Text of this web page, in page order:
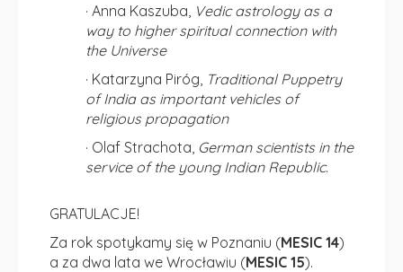
· Anna Kaszuba, Vedic astrology as a
way to higher spiritual connection with
the Universe
· Katarzyna Piróg, Traditional Puppetry
of India as important vehicles of
religious propagation
· Olaf Strachota, German scientists in the
service of the young Indian Republic.
GRATULACJE!
Za rok spotykamy się w Poznaniu (MESIC 14)
a za dwa lata we Wrocławiu (MESIC 15).